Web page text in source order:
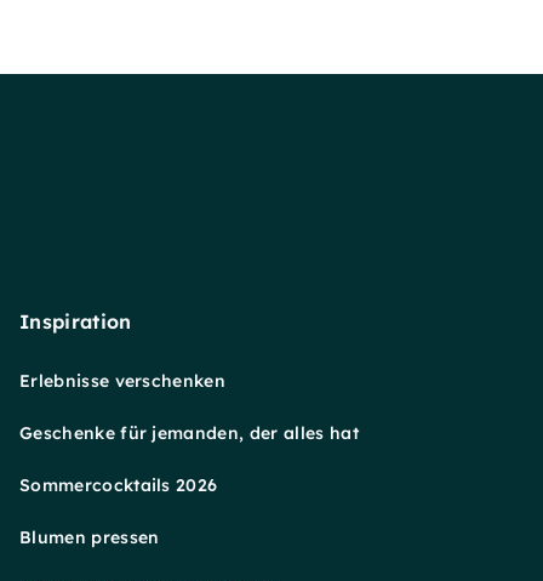
Inspiration
Erlebnisse verschenken
Geschenke für jemanden, der alles hat
Sommercocktails 2026
Blumen pressen